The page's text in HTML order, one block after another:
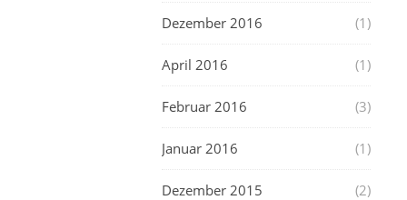
Dezember 2016 (1)
April 2016 (1)
Februar 2016 (3)
Januar 2016 (1)
Dezember 2015 (2)